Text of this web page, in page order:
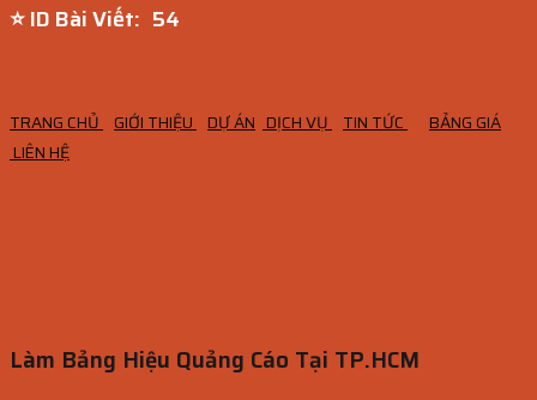
⭐ ID Bài Viết: 52
TRANG CHỦ GIỚI THIỆU DỰ ÁN DỊCH VỤ TIN TỨC
BẢNG GIÁ
LIÊN HỆ
Làm Bảng Hiệu Quảng Cáo Tại TP.HCM